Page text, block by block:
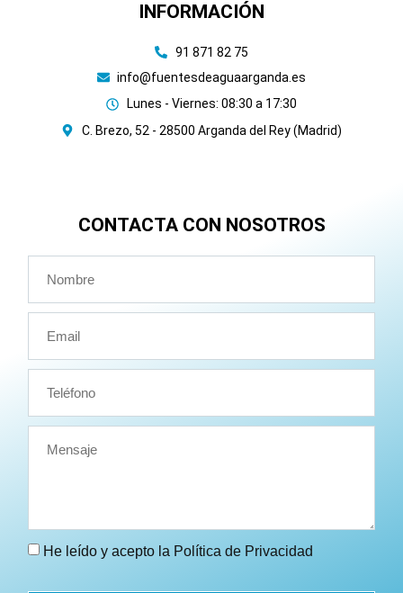
INFORMACIÓN
91 871 82 75
info@fuentesdeaguaarganda.es
Lunes - Viernes: 08:30 a 17:30
C. Brezo, 52 - 28500 Arganda del Rey (Madrid)
CONTACTA CON NOSOTROS
He leído y acepto la Política de Privacidad